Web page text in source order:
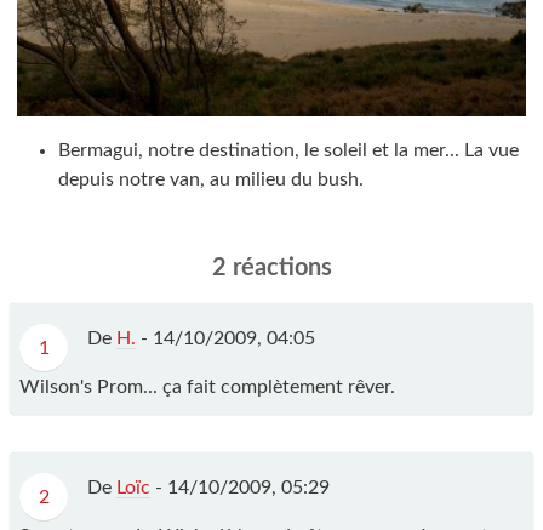
Bermagui, notre destination, le soleil et la mer... La vue
depuis notre van, au milieu du bush.
2 réactions
1 De H. - 14/10/2009, 04:05
Wilson's Prom... ça fait complètement rêver.
2 De Loïc - 14/10/2009, 05:29